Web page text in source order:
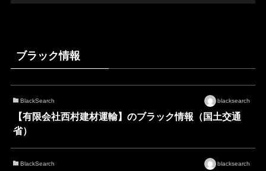
ブラック情報
BlackSearch blacksearch
【有限会社西村建材運輸】のブラック情報（国土交通
省）
BlackSearch blacksearch